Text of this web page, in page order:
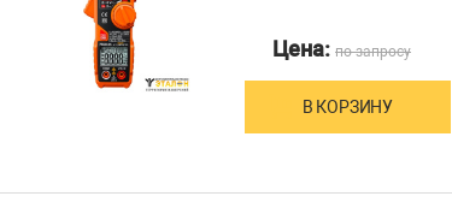
Цена: по запросу
В КОРЗИНУ